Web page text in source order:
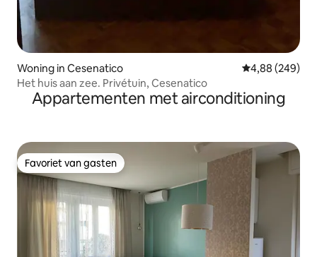
Woning in Cesenatico Gemiddelde
4,88 (249)
Het huis aan zee. Privétuin, Cesenatico
Appartementen met airconditioning
Favoriet van gasten
Favoriet van gasten